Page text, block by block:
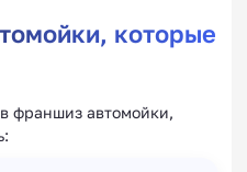
которые
франшиз автомойки,